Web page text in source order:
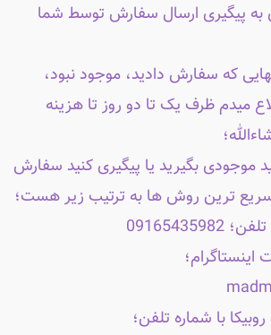
به پیگیری ارسال سفارش توسط شما
که سفارش دادید، موجود نبود،
میدم ظرف یک تا دو روز تا هزینه
موجودی بگیرید یا پیگیری کنید سفارش
ترین روش ها به ترتیب زیر هست؛
اینستاگرام؛
با شماره تلفن؛